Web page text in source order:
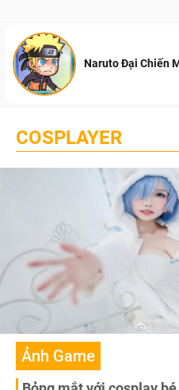
Naruto Đại Chiến
COSPLAYER
Ảnh Game